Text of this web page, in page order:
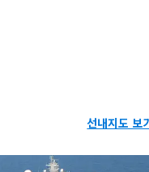
선내지도 보